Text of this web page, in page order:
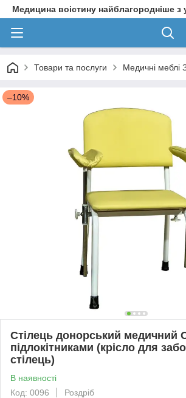
Медицина воістину найблагородніше з
Товари та послуги Медичні меблі
–10%
Стілець донорський медичний
підлокітниками (крісло для
стілець)
В наявності
Код: 0096
Роздріб